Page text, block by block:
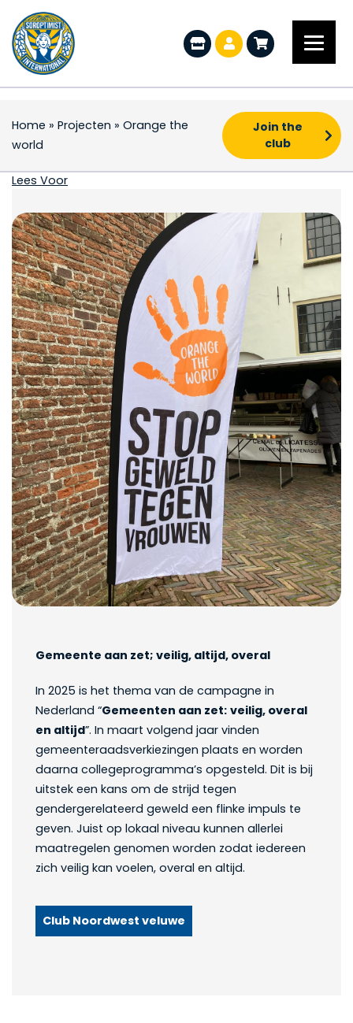
Home » Projecten » Orange the
world
Join the
club
Orange the world
Lees Voor
Gemeente aan zet; veilig, altijd, overal
In 2025 is het thema van de campagne in
Nederland “Gemeenten aan zet: veilig, overal
en altijd”. In maart volgend jaar vinden
gemeenteraadsverkiezingen plaats en worden
daarna collegeprogramma’s opgesteld. Dit is bij
uitstek een kans om de strijd tegen
gendergerelateerd geweld een flinke impuls te
geven. Juist op lokaal niveau kunnen allerlei
maatregelen genomen worden zodat iedereen
zich veilig kan voelen, overal en altijd.
Club Noordwest veluwe